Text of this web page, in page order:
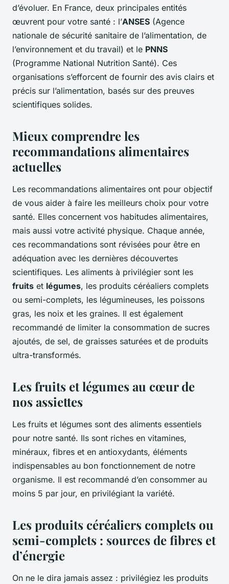
d’évoluer. En France, deux principales entités
œuvrent pour votre santé : l’ANSES (Agence
nationale de sécurité sanitaire de l’alimentation, de
l’environnement et du travail) et le PNNS
(Programme National Nutrition Santé). Ces
organisations s’efforcent de fournir des avis clairs et
précis sur l’alimentation, basés sur des preuves
scientifiques solides.
Mieux comprendre les
recommandations alimentaires
actuelles
Les recommandations alimentaires ont pour objectif
de vous aider à faire les meilleurs choix pour votre
santé. Elles concernent vos habitudes alimentaires,
mais aussi votre activité physique. Chaque année,
ces recommandations sont révisées pour être en
adéquation avec les dernières découvertes
scientifiques. Les aliments à privilégier sont les
fruits et légumes, les produits céréaliers complets
ou semi-complets, les légumineuses, les poissons
gras, les noix et les graines. Il est également
recommandé de limiter la consommation de sucres
ajoutés, de sel, de graisses saturées et de produits
ultra-transformés.
Les fruits et légumes au cœur de
nos assiettes
Les fruits et légumes sont des aliments essentiels
pour notre santé. Ils sont riches en vitamines,
minéraux, fibres et en antioxydants, éléments
indispensables au bon fonctionnement de notre
organisme. Il est recommandé d’en consommer au
moins 5 par jour, en privilégiant la variété.
Les produits céréaliers complets ou
semi-complets : sources de fibres et
d’énergie
On ne le dira jamais assez : privilégiez les produits